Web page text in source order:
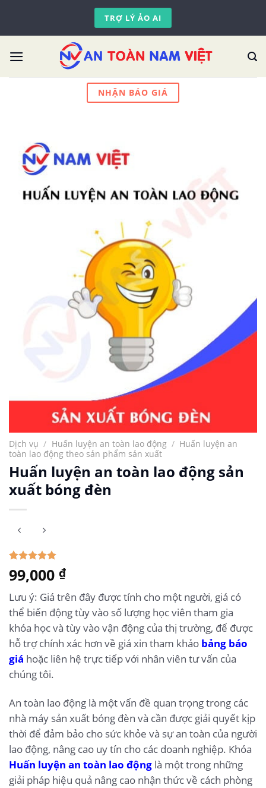
content
TRỢ LÝ ẢO AI
NHẬN BÁO GIÁ
Dịch vụ / Huấn luyện an toàn lao động / Huấn luyện an
toàn lao động theo sản phẩm sản xuất
Huấn luyện an toàn lao động sản
xuất bóng đèn
5.00 trên 5
dựa trên
1
99,000 ₫
Lưu ý: Giá trên đây được tính cho một người, giá có
thể biến động tùy vào số lượng học viên tham gia
khóa học và tùy vào vận động của thị trường, để được
hỗ trợ chính xác hơn về giá xin tham khảo bảng báo
giá hoặc liên hệ trực tiếp với nhân viên tư vấn của
chúng tôi.
An toàn lao động là một vấn đề quan trọng trong các
nhà máy sản xuất bóng đèn và cần được giải quyết kịp
thời để đảm bảo cho sức khỏe và sự an toàn của người
lao động, nâng cao uy tín cho các doanh nghiệp. Khóa
Huấn luyện an toàn lao động là một trong những
giải pháp hiệu quả nâng cao nhận thức về cách phòng